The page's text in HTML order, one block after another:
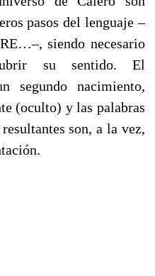
pasos del lenguaje –
siendo necesario
su sentido. El
segundo nacimiento,
(oculto) y las palabras
son, a la vez,